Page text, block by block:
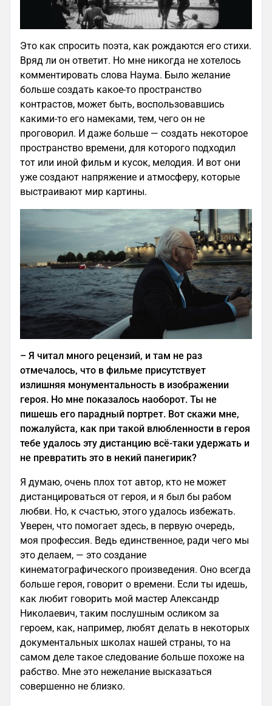
Это как спросить поэта, как рождаются его стихи.
Вряд ли он ответит. Но мне никогда не хотелось
комментировать слова Наума. Было желание
больше создать какое-то пространство
контрастов, может быть, воспользовавшись
какими-то его намеками, тем, чего он не
проговорил. И даже больше — создать некоторое
пространство времени, для которого подходил
тот или иной фильм и кусок, мелодия. И вот они
уже создают напряжение и атмосферу, которые
выстраивают мир картины.
– Я читал много рецензий, и там не раз
отмечалось, что в фильме присутствует
излишняя монументальность в изображении
героя. Но мне показалось наоборот. Ты не
пишешь его парадный портрет. Вот скажи мне,
пожалуйста, как при такой влюбленности в героя
тебе удалось эту дистанцию всё-таки удержать и
не превратить это в некий панегирик?
Я думаю, очень плох тот автор, кто не может
дистанцироваться от героя, и я был бы рабом
любви. Но, к счастью, этого удалось избежать.
Уверен, что помогает здесь, в первую очередь,
моя профессия. Ведь единственное, ради чего мы
это делаем, — это создание
кинематографического произведения. Оно всегда
больше героя, говорит о времени. Если ты идешь,
как любит говорить мой мастер Александр
Николаевич, таким послушным осликом за
героем, как, например, любят делать в некоторых
документальных школах нашей страны, то на
самом деле такое следование больше похоже на
рабство. Мне это нежелание высказаться
совершенно не близко.